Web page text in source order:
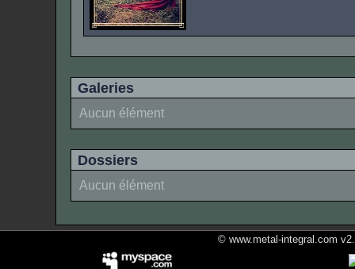
Galeries
Aucun élément
Dossiers
Aucun élément
© www.metal-integral.com